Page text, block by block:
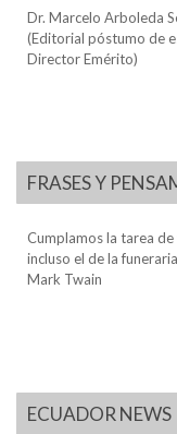
Dr. Marcelo Arboleda
(Editorial póstumo de
Director Emérito)
FRASES Y
Cumplamos la tarea
incluso el de la
Mark Twain
ECUADOR NEWS